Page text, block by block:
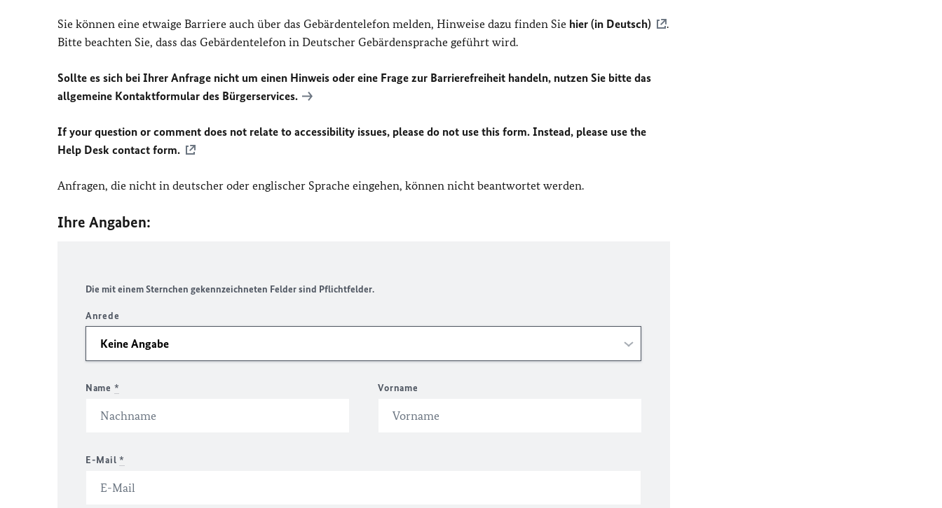
Sie können eine etwaige Barriere auch über das Gebärdentelefon melden, Hinweise dazu finden Sie hier (in Deutsch)
.
Bitte beachten Sie, dass das Gebärdentelefon in Deutscher Gebärdensprache geführt wird.
Sollte es sich bei Ihrer Anfrage nicht um einen Hinweis oder eine Frage zur Barrierefreiheit handeln, nutzen Sie bitte das
allgemeine Kontaktformular des Bürgerservices.
If your question or comment does not relate to accessibility issues, please do not use this form. Instead, please use the
Help Desk contact form.
Anfragen, die nicht in deutscher oder englischer Sprache eingehen, können nicht beantwortet werden.
Ihre Angaben:
Die mit einem Sternchen gekennzeichneten Felder sind Pflichtfelder.
Anrede
Name * Vorname
E-Mail *